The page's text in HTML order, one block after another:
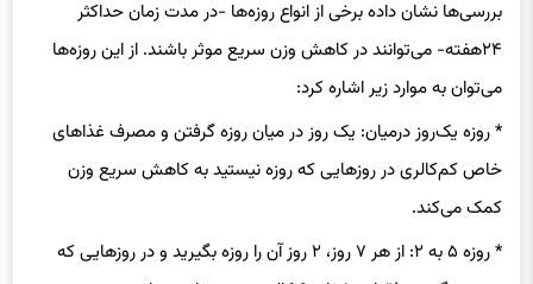
۲۴هفته- می‌توانند در کاهش وزن سریع موثر باشند. از این روزه‌ها
می‌توان به موارد زیر اشاره کرد:
* روزه یک‌روز درمیان: یک روز در میان روزه گرفتن و مصرف غذاهای
خاص کم‌کالری در روزهایی که روزه نیستید به کاهش سریع وزن
کمک می‌کند.
روزه می‌گیرید، فقط ۵۰۰ تا ۶۰۰ کالری به بدن‌تان برسانید.